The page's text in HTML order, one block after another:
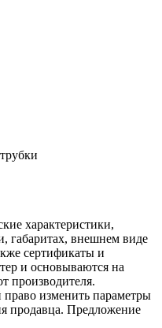
характеристики,
габаритах, внешнем виде
сертификаты и
и основываются на
производителя.
право изменить параметры
продавца. Предложение